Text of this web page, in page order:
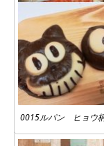
0015ルパン ヒョウ